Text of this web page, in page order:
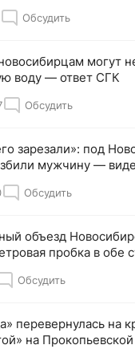
Обсудить
могут
воду — ответ СГК
Обсудить
зарезали»: под
мужчину —
Обсудить
объезд
пробка в обе
Обсудить
перевернулась на
на Прокопьевской